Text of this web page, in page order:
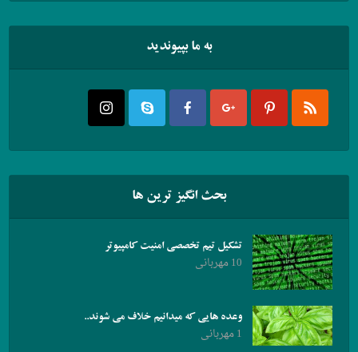
به ما بپیوندید
بحث انگیز ترین ها
تشکیل تیم تخصصی امنیت کامپیوتر
10 مهربانی
وعده هایی که میدانیم خلاف می شوند..
1 مهربانی